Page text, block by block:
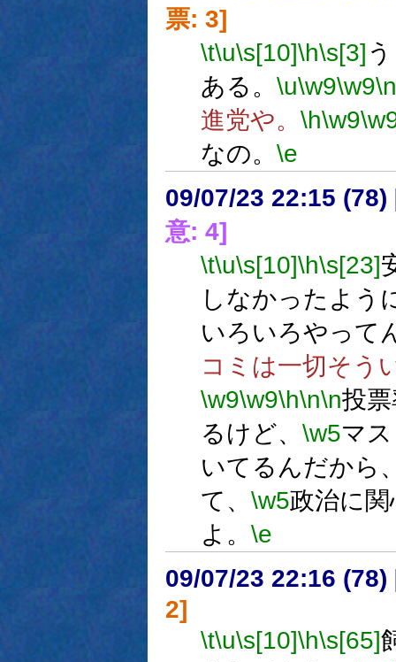
票: 3]
\t\u\s[10]\h\s[3]
ある。 \u\w9\w9\n
進党や。 \h\w9
なの。 \e
09/07/23 22:15 (78)
意: 4]
\t\u\s[10]\h\s[23]
しなかったよう
いろいろやって
コミは一切そう
\w9\w9\h\n\n投
るけど、 \w5マ
いてるんだから
て、 \w5政治に
よ。 \e
09/07/23 22:16 (78)
2]
\t\u\s[10]\h\s[65]